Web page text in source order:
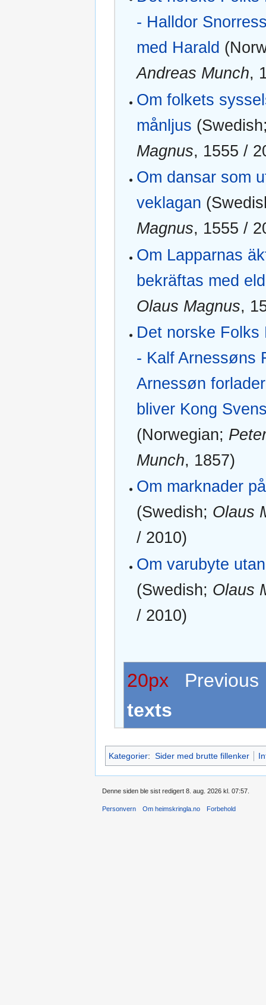
- Halldor
med Harald
Andreas Munch,
Om folkets
månljus‎
Magnus, 1555 /
Om dansar som
veklagan‎
Magnus, 1555 /
Om Lapparnas
bekräftas med eld‎
Olaus Magnus,
Det norske Folks
- Kalf Arnessøns
Arnessøn
bliver Kong
(Norwegian;
Munch, 1857)
Om marknader
(Swedish; Olaus
/ 2010)
Om varubyte
(Swedish; Olaus
/ 2010)
20px
texts
Kategorier: Sider med brutte fillenker
Denne siden ble sist redigert 8. aug. 2026 kl. 07:57.
Personvern Om heimskringla.no Forbehold